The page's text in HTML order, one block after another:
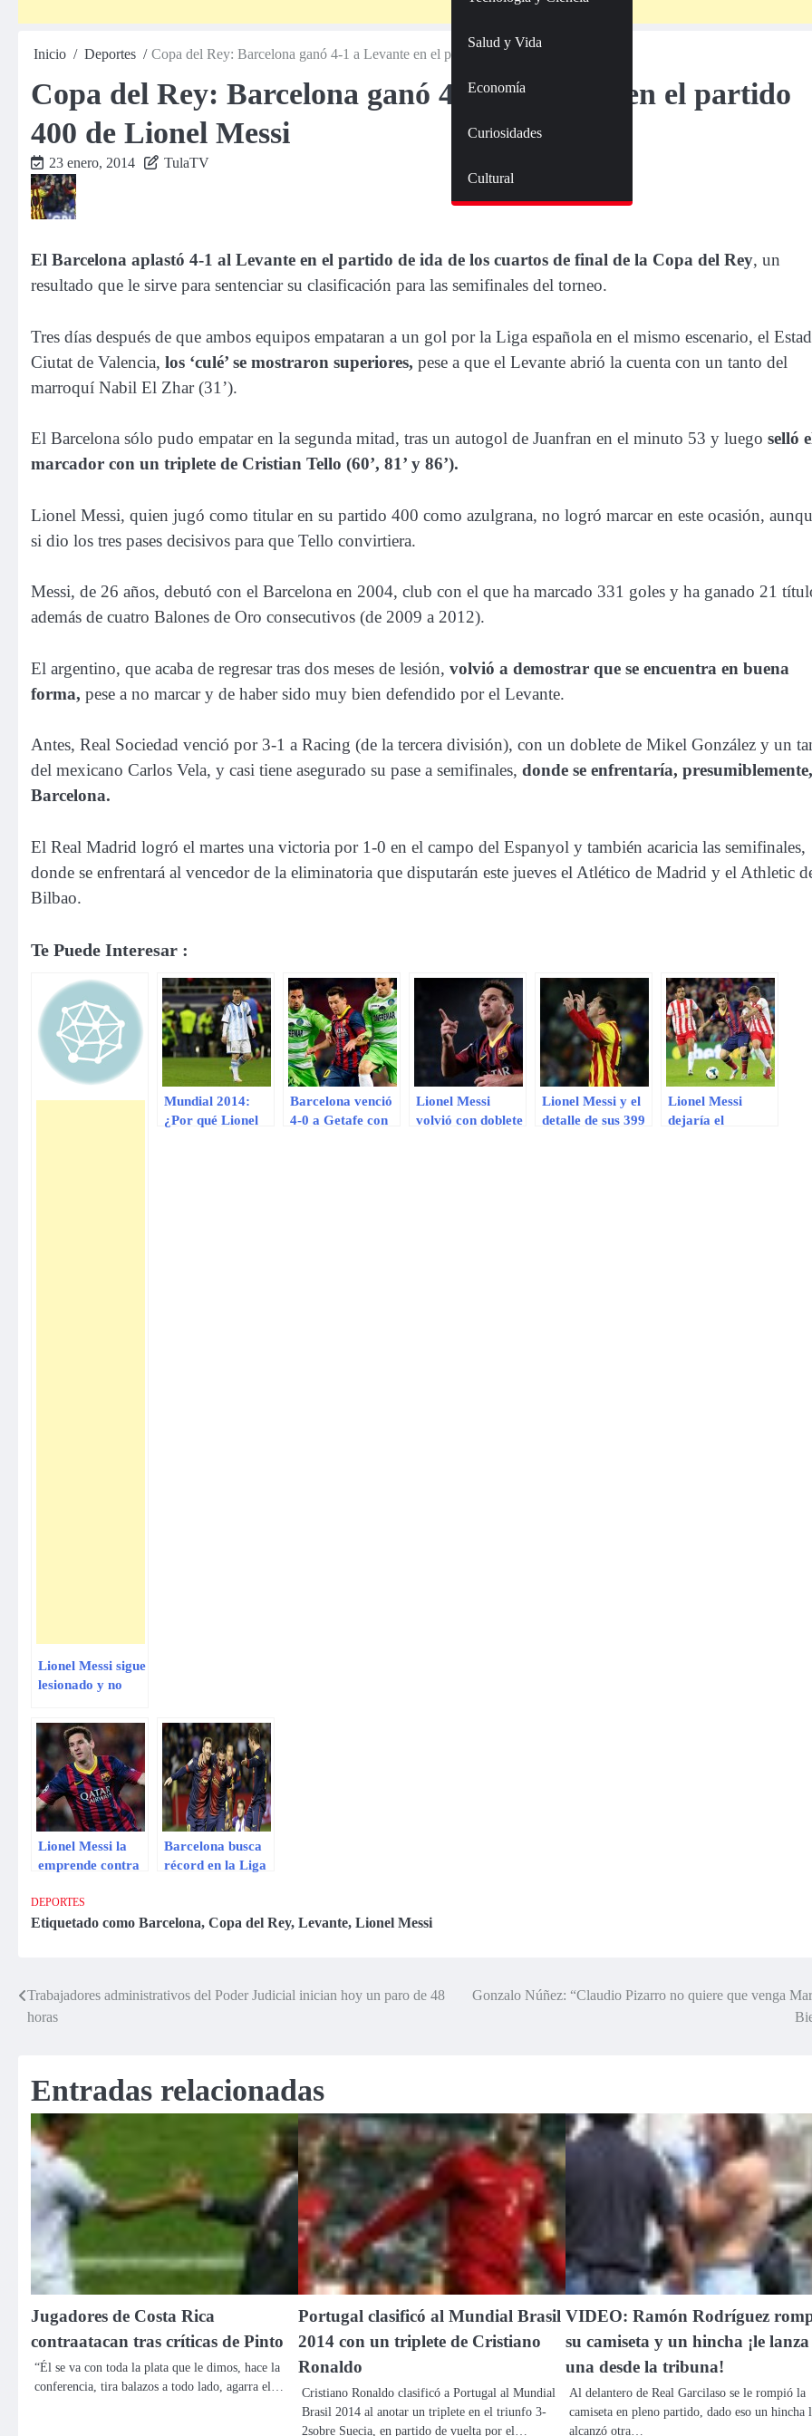
Salud y Vida
Economía
Curiosidades
Cultural
Inicio Deportes Copa del Rey: Barcelona ganó 4-1 a Levante en el partido 400 de Lionel Messi
Copa del Rey: Barcelona ganó 4-1 a Levante en el partido
400 de Lionel Messi
23 enero, 2014 TulaTV
El Barcelona aplastó 4-1 al Levante en el partido de ida de los cuartos de final de la Copa del Rey, un
resultado que le sirve para sentenciar su clasificación para las semifinales del torneo.
Tres días después de que ambos equipos empataran a un gol por la Liga española en el mismo escenario, el
Ciutat de Valencia, los ‘culé’ se mostraron superiores, pese a que el Levante abrió la cuenta con un tanto del
marroquí Nabil El Zhar (31’).
El Barcelona sólo pudo empatar en la segunda mitad, tras un autogol de Juanfran en el minuto 53 y luego selló
marcador con un triplete de Cristian Tello (60’, 81’ y 86’).
Lionel Messi, quien jugó como titular en su partido 400 como azulgrana, no logró marcar en este ocasión,
si dio los tres pases decisivos para que Tello convirtiera.
Messi, de 26 años, debutó con el Barcelona en 2004, club con el que ha marcado 331 goles y ha ganado 21
además de cuatro Balones de Oro consecutivos (de 2009 a 2012).
El argentino, que acaba de regresar tras dos meses de lesión, volvió a demostrar que se encuentra en buena
forma, pese a no marcar y de haber sido muy bien defendido por el Levante.
Antes, Real Sociedad venció por 3-1 a Racing (de la tercera división), con un doblete de Mikel González y un
del mexicano Carlos Vela, y casi tiene asegurado su pase a semifinales, donde se enfrentaría,
Barcelona.
El Real Madrid logró el martes una victoria por 1-0 en el campo del Espanyol y también acaricia las semifinales,
donde se enfrentará al vencedor de la eliminatoria que disputarán este jueves el Atlético de Madrid y el Athletic
Bilbao.
Te Puede Interesar :
Lionel Messi sigue
lesionado y no
normalidad en
Barcelona
Mundial 2014:
¿Por qué Lionel
Barcelona venció
4-0 a Getafe con
Lionel Messi
volvió con doblete
Lionel Messi y el
detalle de sus 399
Lionel Messi
dejaría el
Lionel Messi la
emprende contra
Barcelona
Barcelona busca
récord en la Liga
DEPORTES
Etiquetado como Barcelona, Copa del Rey, Levante, Lionel Messi
Navegación
Trabajadores administrativos del Poder Judicial inician hoy un paro de 48
horas
Gonzalo Núñez: “Claudio Pizarro no quiere que venga
Entradas relacionadas
Jugadores de Costa Rica
contraatacan tras críticas de Pinto
“Él se va con toda la plata que le dimos, hace la
conferencia, tira balazos a todo lado, agarra el…
Portugal clasificó al Mundial Brasil
2014 con un triplete de Cristiano
Ronaldo
Cristiano Ronaldo clasificó a Portugal al Mundial
Brasil 2014 al anotar un triplete en el triunfo 3-
2sobre Suecia, en partido de vuelta por el…
VIDEO: Ramón Rodríguez
su camiseta y un hincha ¡le lanza
una desde la tribuna!
Al delantero de Real Garcilaso se le rompió la
camiseta en pleno partido, dado eso un hincha
alcanzó otra…